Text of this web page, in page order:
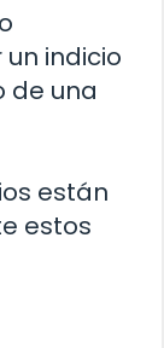
indicio
de una
están
estos